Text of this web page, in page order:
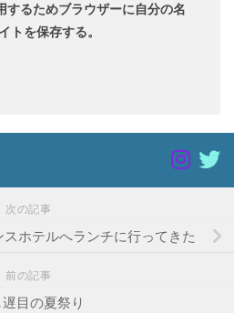
するためブラウザーに自分の名
トを保存する。
次の記事
ホテルへランチに行ってきた
前の記事
目の夏祭り